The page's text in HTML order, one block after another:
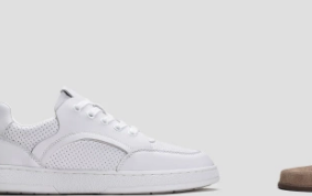
Вакансии и Работа
Наши магазины